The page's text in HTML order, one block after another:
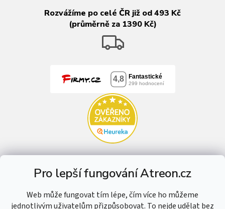
Pro lepší fungování Atreon.cz
Web může fungovat tím lépe, čím více ho můžeme
jednotlivým uživatelům přizpůsobovat. To nejde udělat bez
Rozvážíme po celé ČR již od 493 Kč
(průměrně za 1390 Kč)